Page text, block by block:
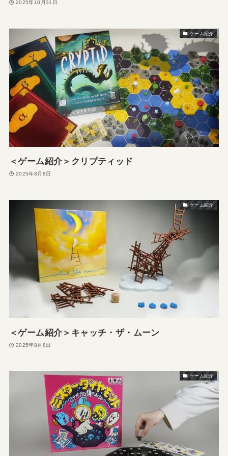
2025年10月31日
ゲーム紹介
＜ゲーム紹介＞クリプティッド
2025年8月8日
ゲーム紹介
＜ゲーム紹介＞キャッチ・ザ・ムーン
2025年8月8日
ゲーム紹介